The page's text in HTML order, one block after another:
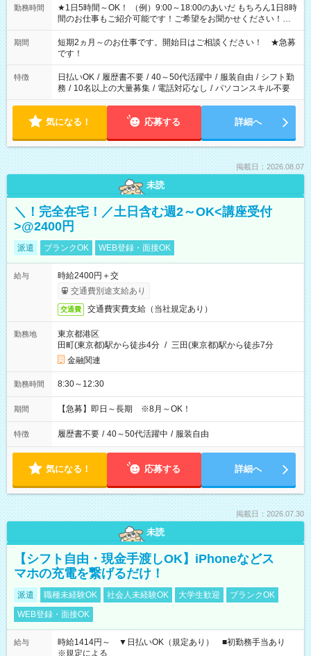
勤務時間
★1日5時間～OK！ （例）9:00～18:00のあいだ もちろん1日8時
間のお仕事もご紹介可能です！ご希望をお聞かせください！★
家庭の都合でお休みが必要な場合も遠慮なくご相談ください。
※週最低15時間以上の勤務が必要です
期間
短期2ヵ月～のお仕事です。開始日はご相談ください！ ★急募
です！
特徴 日払いOK / 履歴書不要 / 40～50代活躍中 / 服装自由 / シフト勤
務 / 10名以上の大量募集 / 電話対応なし / パソコンスキル不要
気になる！ 応募する 詳細へ
掲載日：2026.08.07
未読
＼！完全在宅！／土日含む週2～OK<講座受付
>@2400円
派遣 ブランクOK WEB登録・面接OK
給与
時給2400円＋交
交通費別途支給あり
交通費 交通費実費支給（当社規定あり）
勤務地
東京都港区
田町(東京都)駅から徒歩4分 / 三田(東京都)駅から徒歩7分
金融関連
勤務時間 8:30～12:30
期間 【急募】即日～長期 ※8月～OK！
特徴 履歴書不要 / 40～50代活躍中 / 服装自由
気になる！ 応募する 詳細へ
掲載日：2026.07.30
未読
【シフト自由・現金手渡しOK】iPhoneなどス
マホの充電を繋げるだけ！
派遣 職種未経験OK 社会人未経験OK 大学生歓迎
ブランクOK
WEB登録・面接OK
給与
時給1414円～ ▼日払いOK（規定あり） ■初勤務手当あり
※規定による